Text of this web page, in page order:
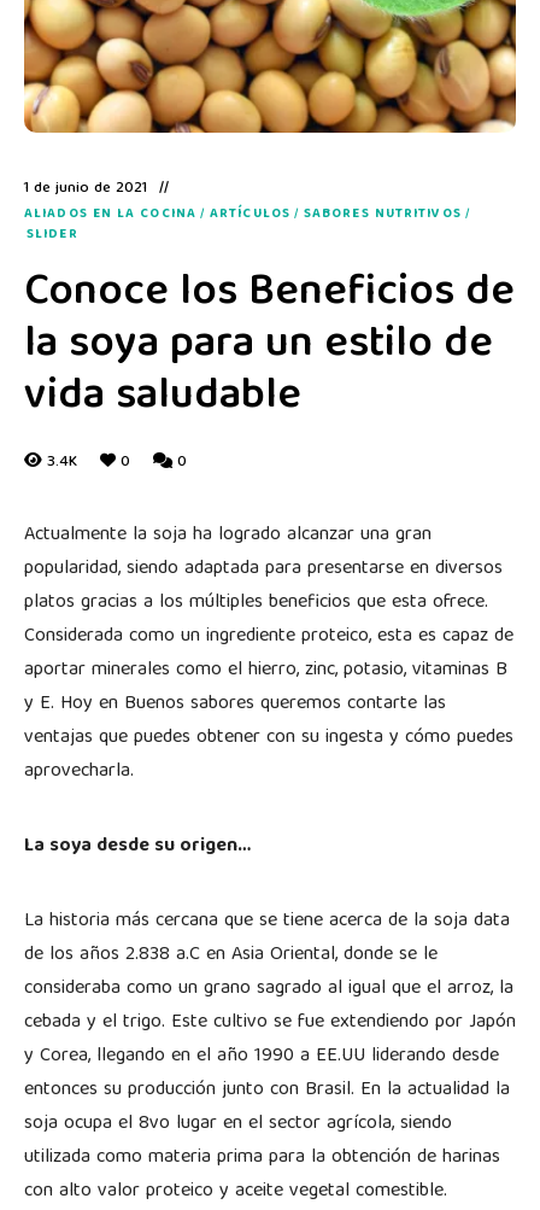
1 de junio de 2021
ALIADOS EN LA COCINA / ARTÍCULOS / SABORES NUTRITIVOS /
SLIDER
Conoce los Beneficios de
la soya para un estilo de
vida saludable
3.4K 0 0
Actualmente la soja ha logrado alcanzar una gran
popularidad, siendo adaptada para presentarse en diversos
platos gracias a los múltiples beneficios que esta ofrece.
Considerada como un ingrediente proteico, esta es capaz de
aportar minerales como el hierro, zinc, potasio, vitaminas B
y E. Hoy en Buenos sabores queremos contarte las
ventajas que puedes obtener con su ingesta y cómo puedes
aprovecharla.
La soya desde su origen…
La historia más cercana que se tiene acerca de la soja data
de los años 2.838 a.C en Asia Oriental, donde se le
consideraba como un grano sagrado al igual que el arroz, la
cebada y el trigo. Este cultivo se fue extendiendo por Japón
y Corea, llegando en el año 1990 a EE.UU liderando desde
entonces su producción junto con Brasil. En la actualidad la
soja ocupa el 8vo lugar en el sector agrícola, siendo
utilizada como materia prima para la obtención de harinas
con alto valor proteico y aceite vegetal comestible.